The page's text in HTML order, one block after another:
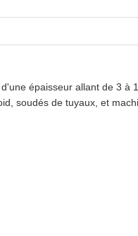
épaisseur allant de 3 à
soudés de tuyaux, et